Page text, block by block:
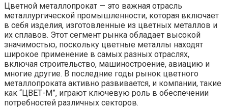
Цветной металлопрокат — это важная отрасль
металлургической промышленности, которая включает
в себя изделия, изготовленные из цветных металлов и
их сплавов. Этот сегмент рынка обладает высокой
значимостью, поскольку цветные металлы находят
широкое применение в самых разных отраслях,
включая строительство, машиностроение, авиацию и
многие другие. В последние годы рынок цветного
металлопроката активно развивается, и компании, такие
как “ЦВЕТ-М”, играют ключевую роль в обеспечении
потребностей различных секторов.